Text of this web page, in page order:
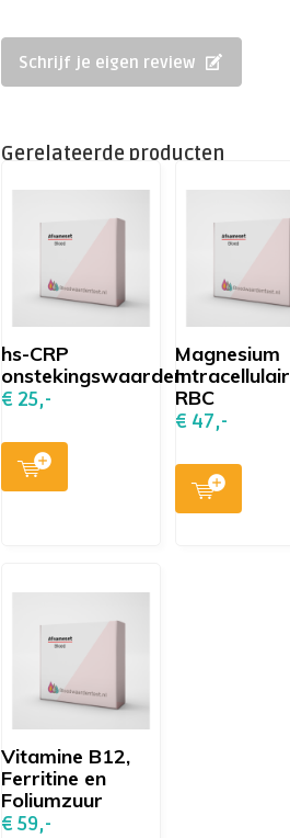
Schrijf je eigen review
Gerelateerde producten
hs-CRP
onstekingswaarden
€ 25,-
Magnesium
Intracellulair
RBC
€ 47,-
Vitamine B12,
Ferritine en
Foliumzuur
€ 59,-